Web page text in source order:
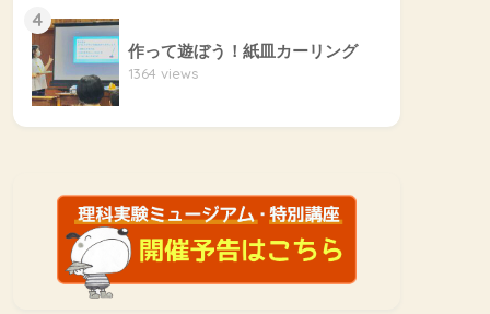
4
作って遊ぼう！紙皿カーリング
1364 views